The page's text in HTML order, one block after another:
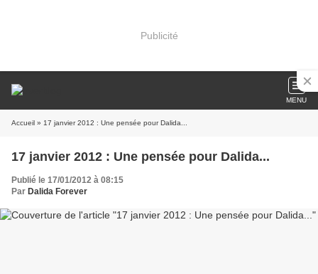
Publicité
MENU
Accueil » 17 janvier 2012 : Une pensée pour Dalida...
17 janvier 2012 : Une pensée pour Dalida...
Publié le 17/01/2012 à 08:15
Par Dalida Forever